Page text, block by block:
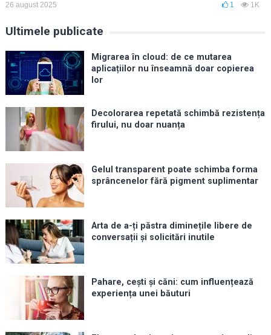
26 august 2025 1 1K
Ultimele publicate
Migrarea în cloud: de ce mutarea
aplicațiilor nu înseamnă doar copierea
lor
Decolorarea repetată schimbă rezistența
firului, nu doar nuanța
Gelul transparent poate schimba forma
sprâncenelor fără pigment suplimentar
Arta de a-ți păstra diminețile libere de
conversații și solicitări inutile
Pahare, cești și căni: cum influențează
experiența unei băuturi